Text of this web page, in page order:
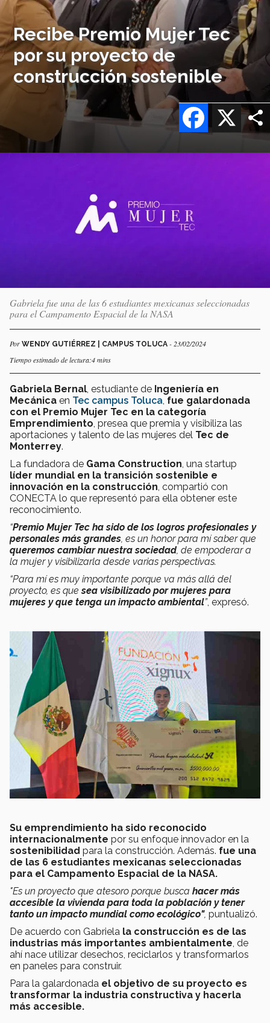
Recibe Premio Mujer Tec
por su proyecto de
construcción sostenible
X
Facebook
Gabriela fue una de las 6 estudiantes mexicanas seleccionadas
para el Campamento Espacial de la NASA
Por WENDY GUTIÉRREZ | CAMPUS TOLUCA - 23/02/2024
Tiempo estimado de lectura:4 mins
Gabriela Bernal , estudiante de Ingeniería en
Mecánica en Tec campus Toluca fue galardonada
con el Premio Mujer Tec en la categoría
Emprendimiento , presea que premia y visibiliza las
aportaciones y talento de las mujeres del Tec de
Monterrey.
La fundadora de Gama Construction , una startup
líder mundial en la transición sostenible e
innovación en la construcción , compartió con
CONECTA lo que representó para ella obtener este
reconocimiento.
“Premio Mujer Tec ha sido de los logros profesionales y
personales más grandes , es un honor para mí saber que
queremos cambiar nuestra sociedad, de empoderar a
la mujer y visibilizarla desde varias perspectivas.
“Para mí es muy importante porque va más allá del
proyecto, es quesea visibilizado por mujeres para
mujeres y que tenga un impacto ambiental”, expresó.
Su emprendimiento ha sido reconocido
internacionalmente por su enfoque innovador en la
sostenibilidad para la construcción. Además. fue una
de las 6 estudiantes mexicanas seleccionadas
para el Campamento Espacial de la NASA.
"Es un proyecto que atesoro porque busca hacer más
accesible la vivienda para toda la población y tener
tanto un impacto mundial como ecológico", puntualizó.
De acuerdo con Gabriela la construcción es de las
industrias más importantes ambientalmente, de
ahí nace utilizar desechos, reciclarlos y transformarlos
en paneles para construir.
Para la galardonada el objetivo de su proyecto es
transformar la industria constructiva y hacerla
más accesible.